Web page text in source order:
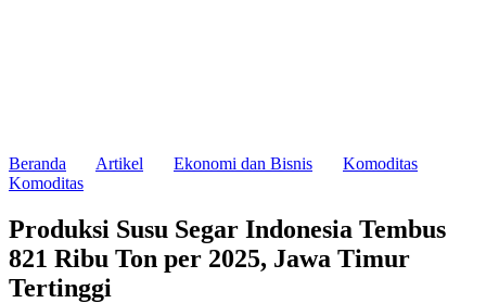
Beranda Artikel Ekonomi dan Bisnis
Komoditas
Komoditas
Produksi Susu Segar Indonesia Tembus
821 Ribu Ton per 2025, Jawa Timur
Tertinggi